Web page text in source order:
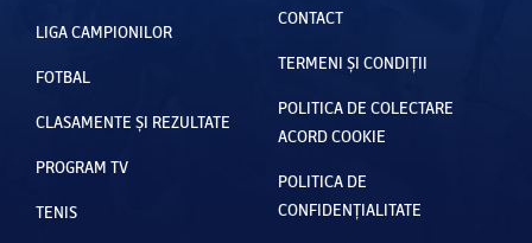
LIGA CAMPIONILOR
FOTBAL
CLASAMENTE ȘI REZULTATE
PROGRAM TV
TENIS
CONTACT
TERMENI ȘI CONDIȚII
POLITICA DE COLECTARE
ACORD COOKIE
POLITICA DE
CONFIDENȚIALITATE